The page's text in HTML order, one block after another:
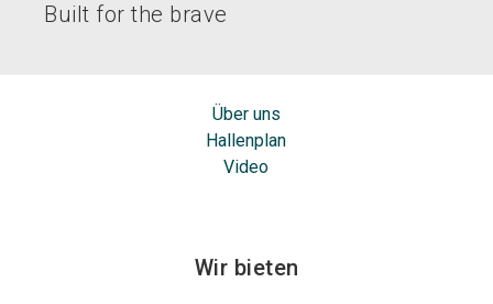
Built for the brave
Über uns
Hallenplan
Video
Wir bieten